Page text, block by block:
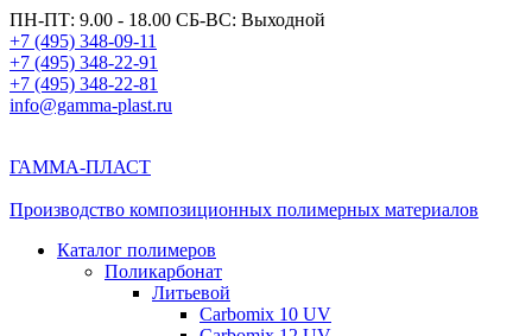
ПН-ПТ: 9.00 - 18.00 СБ-ВС: Выходной
+7 (495) 348-09-11
+7 (495) 348-22-91
+7 (495) 348-22-81
info@gamma-plast.ru
ГАММА-ПЛАСТ
Производство композиционных полимерных материалов
Каталог полимеров
Поликарбонат
Литьевой
Carbomix 10 UV